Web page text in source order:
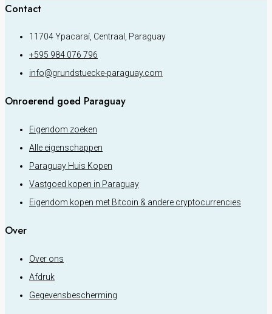
Contact
11704 Ypacaraí, Centraal, Paraguay
+595 984 076 796
info@grundstuecke-paraguay.com
Onroerend goed Paraguay
Eigendom zoeken
Alle eigenschappen
Paraguay Huis Kopen
Vastgoed kopen in Paraguay
Eigendom kopen met Bitcoin & andere cryptocurrencies
Over
Over ons
Afdruk
Gegevensbescherming